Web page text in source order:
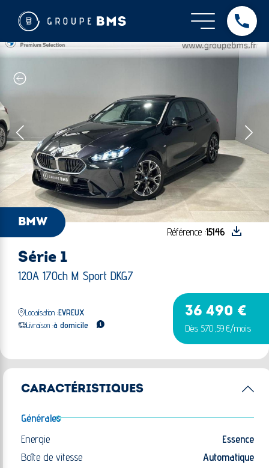
Référence :15146
BMW
Série 1
120A 170ch M Sport DKG7
Localisation :EVREUX
Livraison :à domicile
36 490 €
Dès 570,59 €/mois
BMW - Série 1
Dès
CARACTÉRISTIQUES
Générales
Energie
Essence
Boîte de vitesse
Automatique